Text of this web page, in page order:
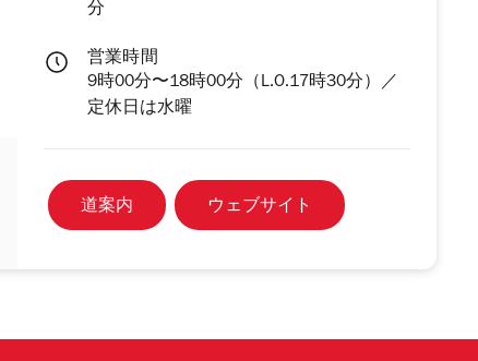
分
営業時間
9時00分〜18時00分（L.O.17時30分）／
定休日は水曜
道案内 ウェブサイト